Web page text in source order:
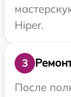
Hiper.
3
После